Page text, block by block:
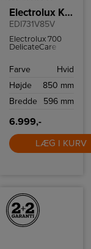
Electrolux Kondenstørretumbler
EDI731V85V
Electrolux 700
DelicateCare
varmepumpeteknologi
Perfekt tørring til
høj
Farve
Hvid
Højde
850 mm
Bredde
596 mm
6.999,-
LÆG I KURV